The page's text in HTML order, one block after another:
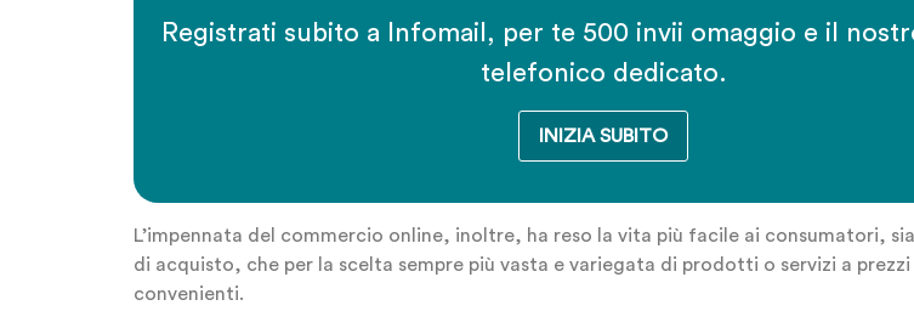
Registrati subito a Infomail, per te 500 invii omaggio e il
telefonico dedicato.
INIZIA SUBITO
L’impennata del commercio online, inoltre, ha reso la vita più facile ai consumatori,
di acquisto, che per la scelta sempre più vasta e variegata di prodotti o servizi a prezzi
convenienti.